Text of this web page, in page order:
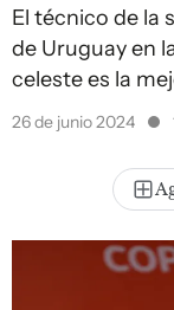
El técnico de la
de Uruguay en
celeste es la
26 de junio 2024